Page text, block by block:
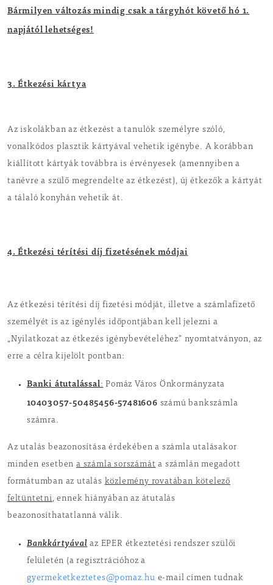
Bármilyen változás mindig csak a tárgyhót követő hó 1.
napjától lehetséges!
3. Étkezési kártya
Az iskolákban az étkezést a tanulók személyre szóló,
vonalkódos plasztik kártyával vehetik igénybe. A korábban
kiállított kártyák továbbra is érvényesek (amennyiben a
tanévre a szülő megrendelte az étkezést), új étkezők a kártyát
a tálaló konyhán vehetik át.
4. Étkezési térítési díj fizetésének módjai
Az étkezési térítési díj fizetési módját, illetve a számlafizető
személyét is az igénylés időpontjában kell jelezni a
„Nyilatkozat az étkezés igénybevételéhez” nyomtatványon, az
erre a célra kijelölt pontban:
Banki átutalással: Pomáz Város Önkormányzata
10403057-50485456-57481606 számú bankszámla
számra.
Az utalás beazonosítása érdekében a számla utalásakor
minden esetbena számla sorszámát a számlán megadott
formátumban az utalás közlemény rovatában kötelező
feltüntetni, ennek hiányában az átutalás
beazonosíthatatlanná válik.
Bankkártyával az EPER étkeztetési rendszer szülői
felületén (a regisztrációhoz a
gyermeketkeztetes@pomaz.hu e-mail címen tudnak